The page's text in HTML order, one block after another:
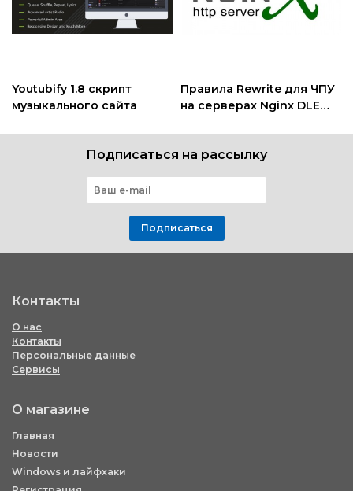
Youtubify 1.8 скрипт
музыкального сайта
Правила Rewrite для ЧПУ
на серверах Nginx DLE
Подписаться на рассылку
Подписаться
Контакты
О нас
Контакты
Персональные данные
Сервисы
О магазине
Главная
Новости
Windows и лайфхаки